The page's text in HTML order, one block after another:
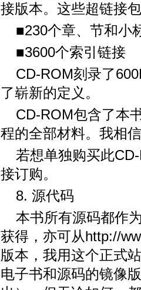
接版本。这些超链接
■230个章、节和小
■3600个索引链接
CD-ROM刻录了
了崭新的定义。
CD-ROM包含了本
程的全部材料。我相
若想单独购买此
接订购。
8. 源代码
本书所有源码都作
获得，亦可从http://
版本，我用这个正式
电子书和源码的镜像